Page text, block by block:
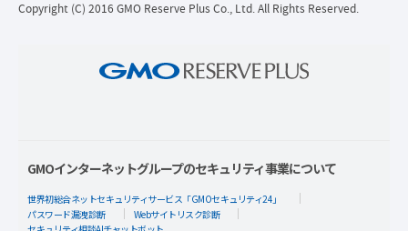
Copyright (C) 2016 GMO Reserve Plus Co., Ltd. All Rights Reserved.
GMOインターネットグループのセキュリティ事業について
世界初総合ネットセキュリティサービス「GMOセキュリティ24」
パスワード漏洩診断
Webサイトリスク診断